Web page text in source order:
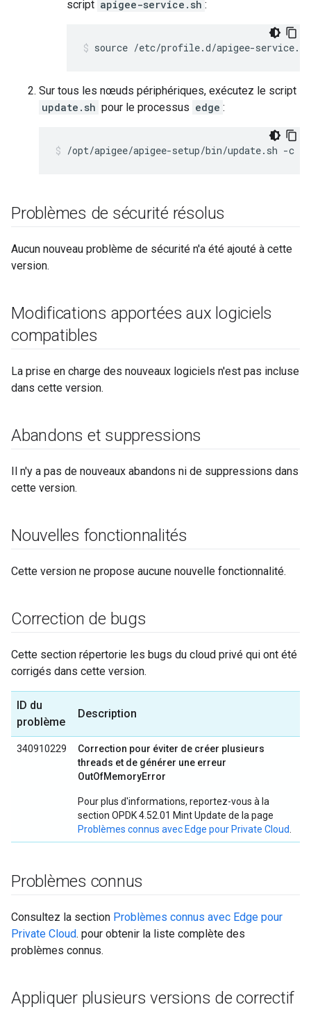
script apigee-service.sh :
source /etc/profile.d/apigee-service.sh
Sur tous les nœuds périphériques, exécutez le script
update.sh pour le processus edge :
/opt/apigee/apigee-setup/bin/update.sh -c
Problèmes de sécurité résolus
Aucun nouveau problème de sécurité n'a été ajouté à cette
version.
Modifications apportées aux logiciels
compatibles
La prise en charge des nouveaux logiciels n'est pas incluse
dans cette version.
Abandons et suppressions
Il n'y a pas de nouveaux abandons ni de suppressions dans
cette version.
Nouvelles fonctionnalités
Cette version ne propose aucune nouvelle fonctionnalité.
Correction de bugs
Cette section répertorie les bugs du cloud privé qui ont été
corrigés dans cette version.
ID du
problème
Description
340910229
Correction pour éviter de créer plusieurs
threads et de générer une erreur
OutOfMemoryError
Pour plus d'informations, reportez-vous à la
section OPDK 4.52.01 Mint Update de la page
Problèmes connus avec Edge pour Private Cloud
Problèmes connus
Consultez la section Problèmes connus avec Edge pour
Private Cloud. pour obtenir la liste complète des
problèmes connus.
Appliquer plusieurs versions de correctif